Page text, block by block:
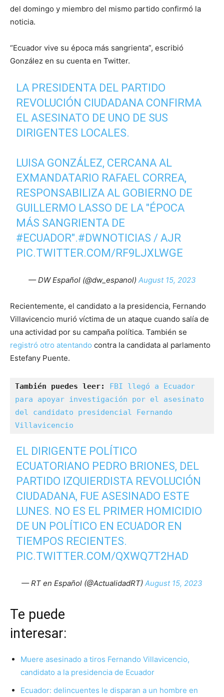
del domingo y miembro del mismo partido confirmó la
noticia.
“Ecuador vive su época más sangrienta”, escribió
González en su cuenta en Twitter.
LA PRESIDENTA DEL PARTIDO
REVOLUCIÓN CIUDADANA CONFIRMA
EL ASESINATO DE UNO DE SUS
DIRIGENTES LOCALES.
LUISA GONZÁLEZ, CERCANA AL
EXMANDATARIO RAFAEL CORREA,
RESPONSABILIZA AL GOBIERNO DE
GUILLERMO LASSO DE LA "ÉPOCA
MÁS SANGRIENTA DE
#ECUADOR".#DWNOTICIAS / AJR
PIC.TWITTER.COM/RF9LJXLWGE
— DW Español (@dw_espanol) August 15, 2023
Recientemente, el candidato a la presidencia, Fernando
Villavicencio murió víctima de un ataque cuando salía de
una actividad por su campaña política. También se
registró otro atentando contra la candidata al parlamento
Estefany Puente.
También puedes leer: FBI llegó a Ecuador
para apoyar investigación por el asesinato
del candidato presidencial Fernando
Villavicencio
EL DIRIGENTE POLÍTICO
ECUATORIANO PEDRO BRIONES, DEL
PARTIDO IZQUIERDISTA REVOLUCIÓN
CIUDADANA, FUE ASESINADO ESTE
LUNES. NO ES EL PRIMER HOMICIDIO
DE UN POLÍTICO EN ECUADOR EN
TIEMPOS RECIENTES.
PIC.TWITTER.COM/QXWQ7T2HAD
— RT en Español (@ActualidadRT) August 15, 2023
Te puede
Muere asesinado a tiros Fernando Villavicencio,
candidato a la presidencia de Ecuador
Ecuador: delincuentes le disparan a un hombre en